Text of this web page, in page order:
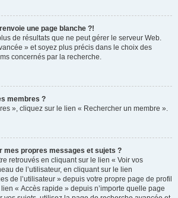
une page blanche ?!
de résultats que ne peut gérer le serveur Web.
» et soyez plus précis dans le choix des
concernés par la recherche.
membres ?
», cliquez sur le lien « Rechercher un membre ».
mes propres messages et sujets ?
retrouvés en cliquant sur le lien « Voir vos
de l’utilisateur, en cliquant sur le lien
de l’utilisateur » depuis votre propre page de profil
« Accès rapide » depuis n’importe quelle page